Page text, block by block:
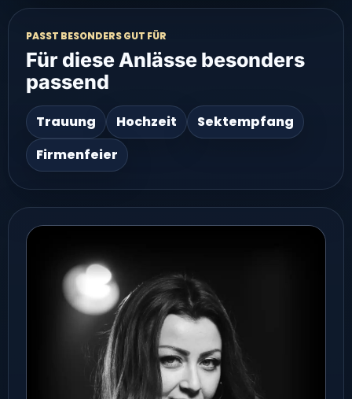
PASST BESONDERS GUT FÜR
Für diese Anlässe besonders
passend
Trauung Hochzeit
Sektempfang
Firmenfeier